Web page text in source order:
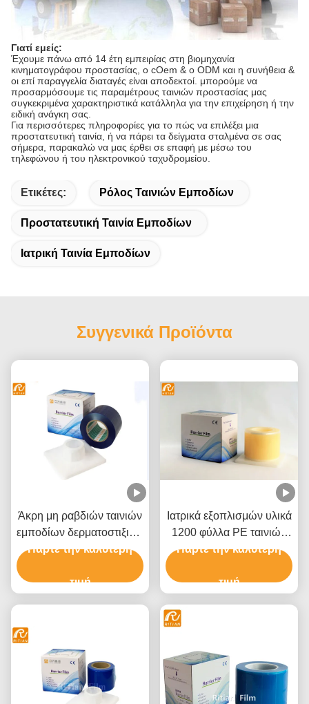
Γιατί εμείς:
Έχουμε πάνω από 14 έτη εμπειρίας στη βιομηχανία
κινηματογράφου προστασίας, ο cOem & ο ODM και η συνήθεια &
οι επί παραγγελία διαταγές είναι αποδεκτοί. μπορούμε να
προσαρμόσουμε τις παραμέτρους ταινιών προστασίας μας
συγκεκριμένα χαρακτηριστικά κατάλληλα για την επιχείρηση ή την
ειδική ανάγκη σας.
Για περισσότερες πληροφορίες για το πώς να επιλέξει μια
προστατευτική ταινία, ή να πάρει τα δείγματα σταλμένα σε σας
σήμερα, παρακαλώ να μας έρθει σε επαφή με μέσω του
τηλεφώνου ή του ηλεκτρονικού ταχυδρομείου.
Ετικέτες: Ρόλος Ταινιών Εμποδίων
Προστατευτική Ταινία Εμποδίων
Ιατρική Ταινία Εμποδίων
Συγγενικά Προϊόντα
Άκρη μη ραβδιών ταινιών
εμποδίων δερματοστιξιών
RoHs
Πάρτε την καλύτερη
τιμή
Ιατρικά εξοπλισμών υλικά
1200 φύλλα PE ταινιών
εμποδίων cOem οδοντικά
Πάρτε την καλύτερη
τιμή